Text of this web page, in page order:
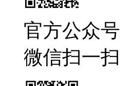
官方公众号
微信扫一扫